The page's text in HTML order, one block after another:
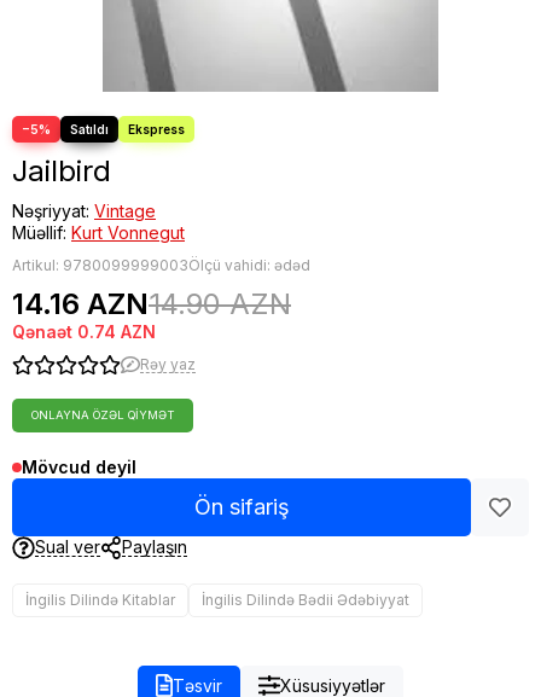
−5%
Jailbird
Nəşriyyat: Vintage
Müəllif: Kurt Vonnegut
Artikul: 9780099999003Ölçü vahidi: ədəd
14.16 AZN14.90 AZN
Qənaət 0.74 AZN
Rəy yaz
ONLAYNA ÖZƏL QIYMƏT
Mövcud deyil
Ön sifariş
Sual ver Paylaşın
İngilis Dilində Kitablar İngilis Dilində Bədii Ədəbiyyat
Təsvir Xüsusiyyətlər